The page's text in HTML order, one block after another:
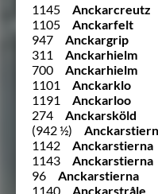
1145
Anckarcreutz
1105
Anckarfelt
947
Anckargrip
311
Anckarhielm
700
Anckarhielm
1101
Anckarklo
1191
Anckarloo
274
Anckarsköld
(942 ½)
1142
Anckarstierna
1143
Anckarstierna
96
Anckarstierna
1140
Anckarstråle